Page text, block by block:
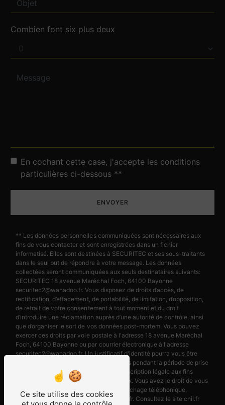
Combien font six plus deux
En cochant cette case, j'accepte les conditions
particulières ci-dessous **
ENVOYER
** Les données personnelles communiquées sont nécessaires aux
fins de vous contacter et sont enregistrées dans un fichier
informatisé. Elles sont destinées à SECURITEC et ses sous-traitants
dans le seul but de répondre à votre message. Les données
collectées seront communiquées aux seuls destinataires suivants:
SECURITEC 18 avenue Maréchal Foch, 64100 Bayonne
securitec2@wanadoo.fr. Vous disposez de droits d’accès, de
rectification, d’effacement, de portabilité, de limitation, d’opposition,
de retrait de votre consentement à tout moment et du droit
d’introduire une réclamation auprès d’une autorité de contrôle, ainsi
que d’organiser le sort de vos données post-mortem. Vous pouvez
exercer ces droits par voie postale à l'adresse 18 avenue Maréchal
Foch, 64100 Bayonne ou par courrier électronique à l'adresse
securitec2@wanadoo.fr. Un justificatif d'identité pourra vous être
demandé. Nous conservons vos données pendant la période de prise
de contact puis pendant la durée de prescription légale aux fins
probatoires et de gestion des contentieux. Vous avez le droit de vous
inscrire sur la liste d'opposition au démarchage téléphonique,
disponible à cette adresse:Bloctel.gouv.fr. Consultez le site cnil.fr
Ce site utilise des cookies